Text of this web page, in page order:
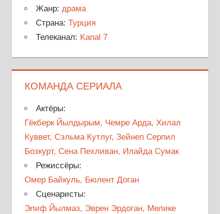
Жанр: драма
Страна: Турция
Телеканал: Kanal 7
КОМАНДА СЕРИАЛА
Актёры:
Гёкберк Йылдырым, Чемре Арда, Хилал
Куввет, Сэльма Кутлуг, Зейнеп Серпил
Бозкурт, Сена Пехливан, Илайда Сумак
Режиссёры:
Омер Байкуль, Бюлент Доган
Сценаристы:
Элиф Йылмаз, Эврен Эрдоган, Мелике